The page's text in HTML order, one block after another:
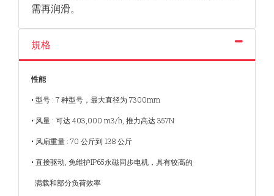
需再润滑。
規格
性能
• 型号 : 7 种型号，最大直径为 7300mm
• 风量 : 可达 403,000 m3/h, 推力高达 357N
• 风扇重量 : 70 公斤到 138 公斤
• 直接驱动, 免维护IP65永磁同步电机，具有较高的
满载和部分负荷效率